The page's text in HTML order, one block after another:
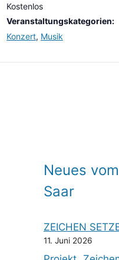
Kostenlos
Veranstaltungskategorien:
Konzert, Musik
Neues
Saar
ZEICHEN
11. Juni 2026